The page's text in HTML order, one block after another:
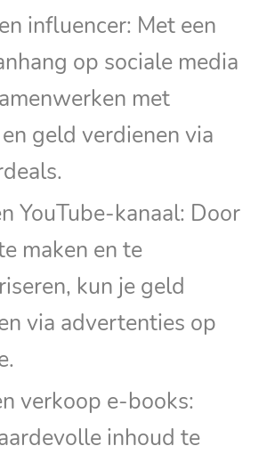
influencer: Met een
op sociale media
met
geld verdienen via
YouTube-kanaal: Door
maken en te
kun je geld
via advertenties op
verkoop e-books:
inhoud te